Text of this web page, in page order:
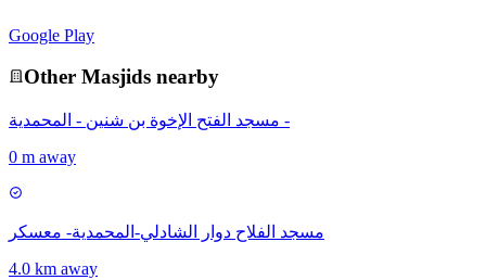
Google Play
Other Masjids nearby
مسجد الفتح الإخوة بن شنين - المحمدية -
0 m away
مسجد الفلاح دوار الشادلي-المحمدية- معسكر
4.0 km away